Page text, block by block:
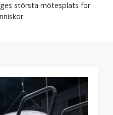
största mötesplats för